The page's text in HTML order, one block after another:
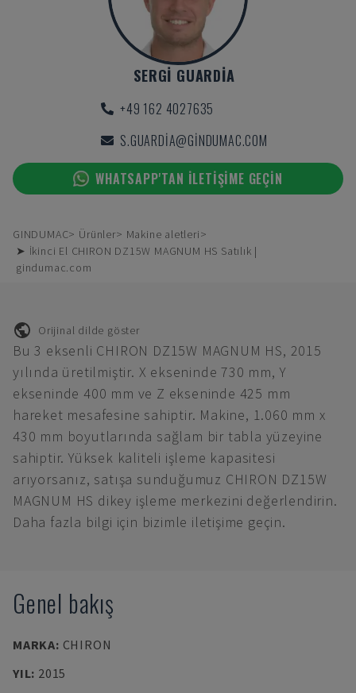
SERGI GUARDIA
+49 162 4027635
S.GUARDIA@GINDUMAC.COM
WHATSAPP'TAN ILETIŞIME GEÇIN
GINDUMAC Ürünler
Makine aletleri
➤ İkinci El CHIRON DZ15W MAGNUM HS Satılık |
gindumac.com
Orijinal dilde göster
Bu 3 eksenli CHIRON DZ15W MAGNUM HS, 2015
yılında üretilmiştir. X ekseninde 730 mm, Y
ekseninde 400 mm ve Z ekseninde 425 mm
hareket mesafesine sahiptir. Makine, 1.060 mm x
430 mm boyutlarında sağlam bir tabla yüzeyine
sahiptir. Yüksek kaliteli işleme kapasitesi
arıyorsanız, satışa sunduğumuz CHIRON DZ15W
MAGNUM HS dikey işleme merkezini değerlendirin.
Daha fazla bilgi için bizimle iletişime geçin.
Genel bakış
MARKA: CHIRON
YIL: 2015